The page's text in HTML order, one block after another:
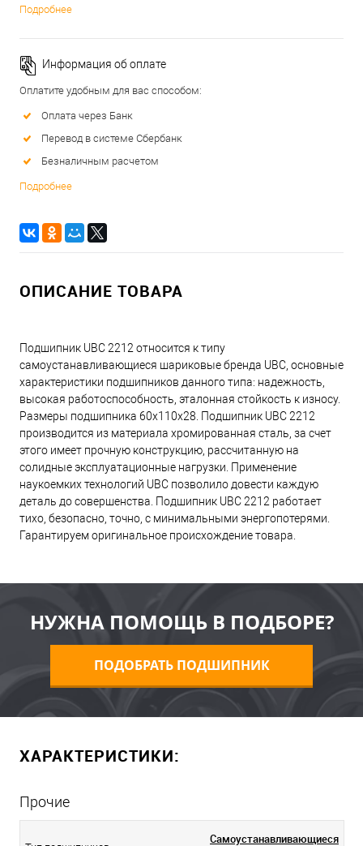
Подробнее
Информация об оплате
Оплатите удобным для вас способом:
Оплата через Банк
Перевод в системе Сбербанк
Безналичным расчетом
Подробнее
ОПИСАНИЕ ТОВАРА
Подшипник UBC 2212 относится к типу
самоустанавливающиеся шариковые бренда UBC, основные
характеристики подшипников данного типа: надежность,
высокая работоспособность, эталонная стойкость к износу.
Размеры подшипника 60x110x28. Подшипник UBC 2212
производится из материала хромированная сталь, за счет
этого имеет прочную конструкцию, рассчитанную на
солидные эксплуатационные нагрузки. Применение
наукоемких технологий UBC позволило довести каждую
деталь до совершенства. Подшипник UBC 2212 работает
тихо, безопасно, точно, с минимальными энергопотерями.
Гарантируем оригинальное происхождение товара.
НУЖНА ПОМОЩЬ В ПОДБОРЕ?
ПОДОБРАТЬ ПОДШИПНИК
ХАРАКТЕРИСТИКИ:
Прочие
Самоустанавливающиеся